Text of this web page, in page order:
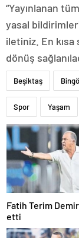
“Yayınlanan
yasal
iletiniz. En
dönüş
Beşiktaş
Spor Yaşam
Fatih Terim
etti